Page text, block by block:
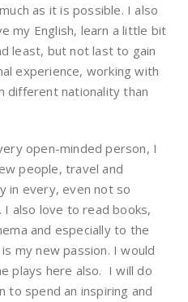
as it is possible. I also
my English, learn a little bit
least, but not last to gain
experience, working with
different nationality than
open-minded person, I
people, travel and
in every, even not so
I also love to read books,
and especially to the
my new passion. I would
plays here also. I will do
to spend an inspiring and